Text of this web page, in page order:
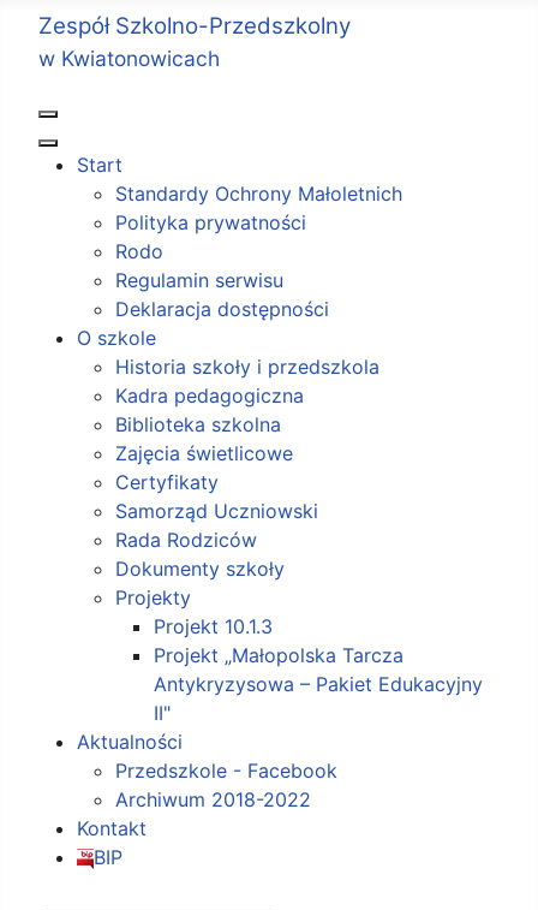
Zespół Szkolno-Przedszkolny
w Kwiatonowicach
Start
Standardy Ochrony Małoletnich
Polityka prywatności
Rodo
Regulamin serwisu
Deklaracja dostępności
O szkole
Historia szkoły i przedszkola
Kadra pedagogiczna
Biblioteka szkolna
Zajęcia świetlicowe
Certyfikaty
Samorząd Uczniowski
Rada Rodziców
Dokumenty szkoły
Projekty
Projekt 10.1.3
Projekt „Małopolska Tarcza
Antykryzysowa – Pakiet Edukacyjny
II"
Aktualności
Przedszkole - Facebook
Archiwum 2018-2022
Kontakt
BIP